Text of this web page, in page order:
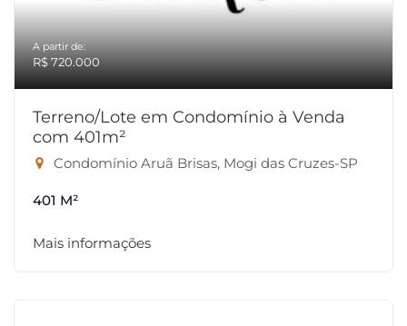
A partir de:
R$ 720.000
Terreno/Lote em Condomínio à Venda
com 401m²
Condomínio Aruã Brisas, Mogi das Cruzes-SP
401 M²
Mais informações